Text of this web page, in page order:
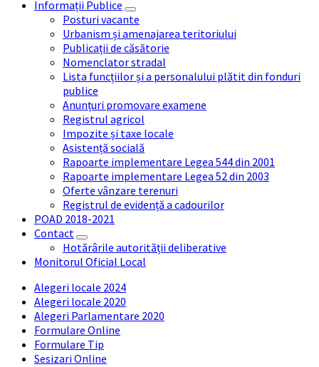
Informații Publice
Posturi vacante
Urbanism și amenajarea teritoriului
Publicații de căsătorie
Nomenclator stradal
Lista funcțiilor și a personalului plătit din fonduri
publice
Anunțuri promovare examene
Registrul agricol
Impozite și taxe locale
Asistență socială
Rapoarte implementare Legea 544 din 2001
Rapoarte implementare Legea 52 din 2003
Oferte vânzare terenuri
Registrul de evidență a cadourilor
POAD 2018-2021
Contact
Hotărârile autorității deliberative
Monitorul Oficial Local
Alegeri locale 2024
Alegeri locale 2020
Alegeri Parlamentare 2020
Formulare Online
Formulare Tip
Sesizari Online